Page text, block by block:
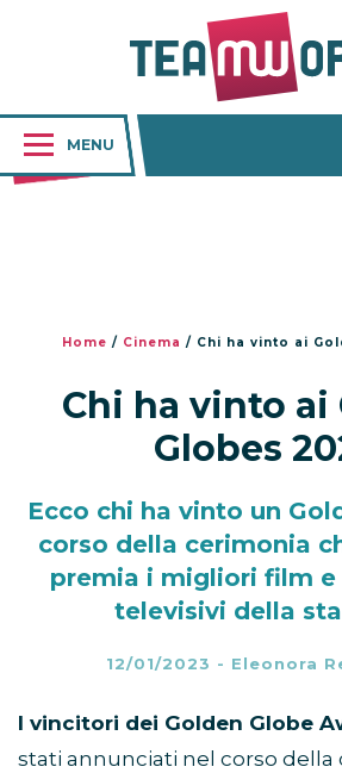
MENU
Home / Cinema / Chi ha vinto ai
Chi ha vinto ai
Globes
Ecco chi ha vinto un
corso della cerimonia
premia i migliori film
televisivi della
12/01/2023 - Eleonora
I vincitori dei Golden Globe
stati annunciati nel corso della